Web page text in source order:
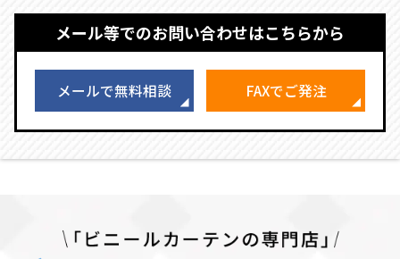
メール等でのお問い合わせはこちらから
メールで無料相談 FAXでご発注